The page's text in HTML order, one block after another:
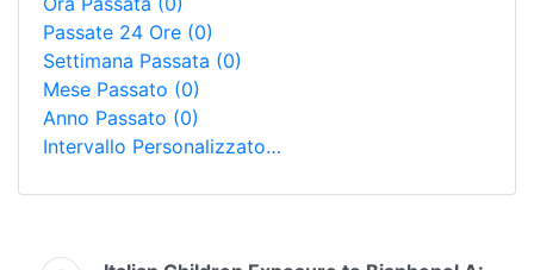
Passate 24 Ore (0)
Settimana Passata (0)
Mese Passato (0)
Anno Passato (0)
Intervallo Personalizzato…
Ricerca